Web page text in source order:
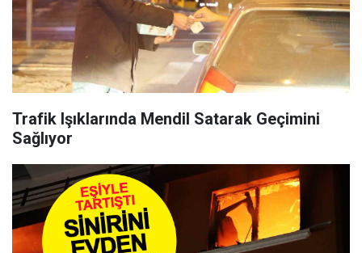
Trafik Işıklarında Mendil Satarak Geçimini
Sağlıyor